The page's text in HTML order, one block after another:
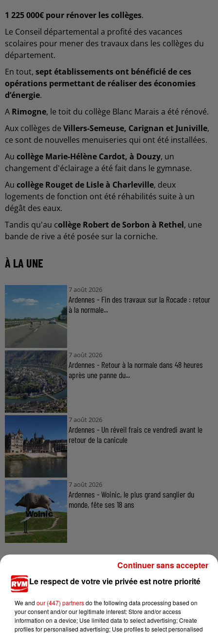
1 225 000€ pour rénover les collèges.
Le Conseil départemental a profité des vacances
scolaires pour mener des travaux dans les collèges du
département.
En tout, sept établissements ont bénéficié de ces
opérations permettant de réaliser des économies
d’énergie.
A Rimogne, le toit du collège Blanc Marais a été rénové.
Aux collèges de Villers-Semeuse, Carignan et Juniville,
ce sont de nouvelles menuiseries qui ont été installées.
Au collège Marie-Hélène Cardot, à Douzy, un
changement d'éclairage a été fait dans le gymnase.
Au collège Rouget de Lisle à Charleville, deux
logements de fonction ont été réhabilités suite à un
dégât des eaux.
Tandis qu'au collège Robert de Sorbon à Rethel, une
bande de rive a été posée sur la corniche.
À LA UNE
7 août 2026
Ardennes - Fin des travaux sur la Rocade : retour
à la normale...
7 août 2026
Ardennes - Retour à la normale dans 48 heures
après une panne du...
7 août 2026
Ardennes - Un réveil frais ce vendredi avant le
retour de la canicule
7 août 2026
Ardennes - Woinic, le plus grand sanglier du
monde, fête ses 18 ans
TITRES DIFFUSÉS
9h23
9h23 9h14
9h14 9h10
9h10
Le respect de votre vie privée est notre priorité
We and our (447) partnersdo the following data processing based on
your consent and/or our legitimate interest: Store and/or access
information on a device; Use limited data to select advertising; Create
profiles for personalised advertising; Use profiles to select personalised
Continuer sans accepter